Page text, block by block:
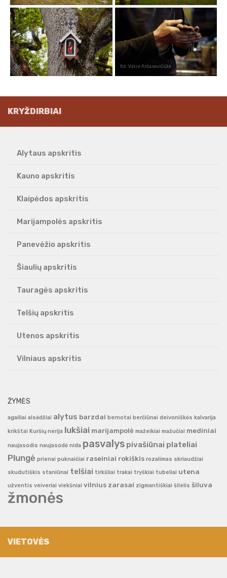
fot. Vėtrė Antanavičiūtė fot. Vėtrė Antanavičiūtė
KRYŽDIRBIAI
Alytaus apskritis
Kauno apskritis
Klaipėdos apskritis
Marijampolės apskritis
Panevėžio apskritis
Šiaulių apskritis
Tauragės apskritis
Telšių apskritis
Utenos apskritis
Vilniaus apskritis
ŽYMĖS
agailiai alsėdžiai alytus barzdai bernotai berčiūnai deivoniškės kalvarija
krikštai Kuršių nerija lukšiai marijampolė mažeikiai mažučiai mediniai
naujasodis naujasodė nida pasvalys pivašiūnai plateliai
Plungė prienai puknaičiai raseiniai rokiškis rozalimas skriaudžiai
skudutiškis staniūnai telšiai tirkšliai trakai tryškiai tubeliai utena
užventis veiveriai viekšniai vilnius zarasai zigmantiškiai šilelis šiluva
žmonės
VIETOVĖS